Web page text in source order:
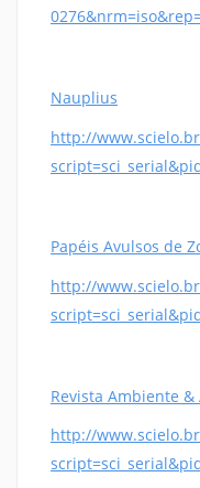
Nauplius
http://
Papéis Avulsos de
http://
Revista Ambiente &
http://